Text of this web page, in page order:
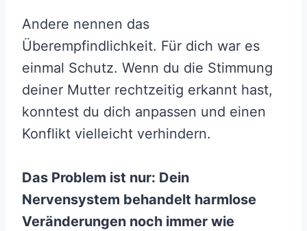
Andere nennen das
Überempfindlichkeit. Für dich war es
einmal Schutz. Wenn du die Stimmung
deiner Mutter rechtzeitig erkannt hast,
konntest du dich anpassen und einen
Konflikt vielleicht verhindern.
Das Problem ist nur: Dein
Nervensystem behandelt harmlose
Veränderungen noch immer wie